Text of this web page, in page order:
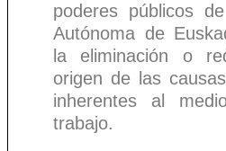
poderes públicos
Autónoma de
la eliminación o
origen de las
inherentes al
trabajo.